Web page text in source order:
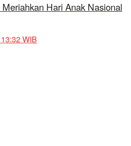
Hari Anak Nasional
WIB